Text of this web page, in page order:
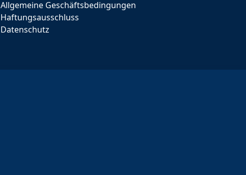
Allgemeine Geschäftsbedingungen
Haftungsausschluss
Datenschutz